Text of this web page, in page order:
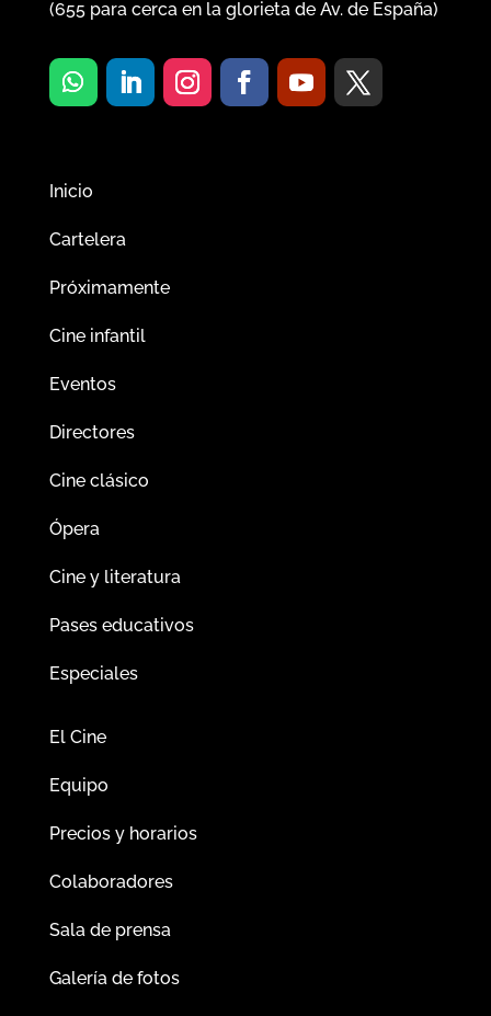
(655para cerca en la glorieta de Av. de España)
Inicio
Cartelera
Próximamente
Cine infantil
Eventos
Directores
Cine clásico
Ópera
Cine y literatura
Pases educativos
Especiales
El Cine
Equipo
Precios y horarios
Colaboradores
Sala de prensa
Galería de fotos